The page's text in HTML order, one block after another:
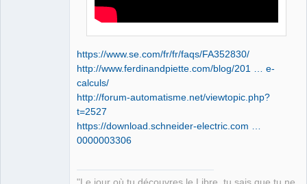
https://www.se.com/fr/fr/faqs/FA352830/
http://www.ferdinandpiette.com/blog/201 … e-
calculs/
http://forum-automatisme.net/viewtopic.php?
t=2527
https://download.schneider-electric.com …
0000003306